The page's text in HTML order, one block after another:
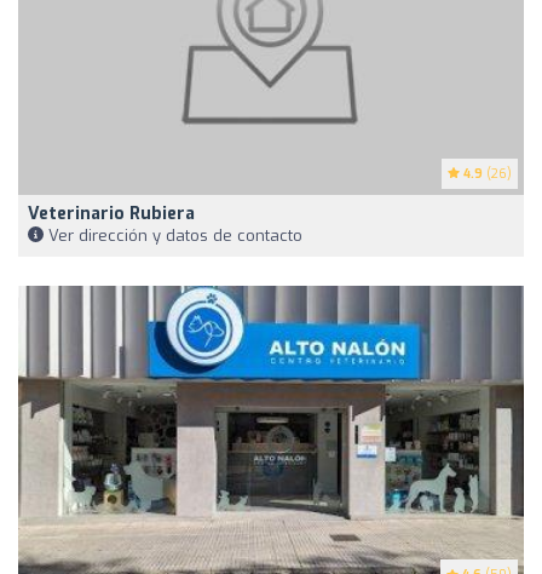
4.9 (26)
Veterinario Rubiera
Ver dirección y datos de contacto